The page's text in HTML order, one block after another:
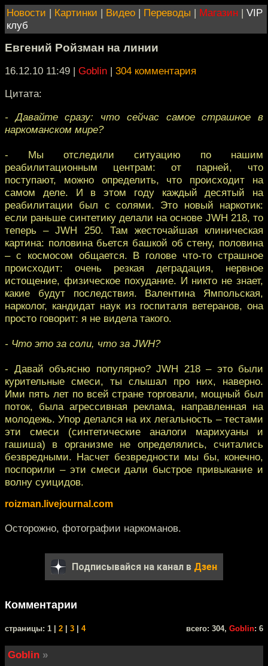
Новости | Картинки | Видео | Переводы | Магазин | VIP
клуб
Евгений Ройзман на линии
16.12.10 11:49 | Goblin | 304 комментария
Цитата:
- Давайте сразу: что сейчас самое страшное в
наркоманском мире?
- Мы отследили ситуацию по нашим
реабилитационным центрам: от парней, что
поступают, можно определить, что происходит на
самом деле. И в этом году каждый десятый на
реабилитации был с солями. Это новый наркотик:
если раньше синтетику делали на основе JWH 218, то
теперь – JWH 250. Там жесточайшая клиническая
картина: половина бьется башкой об стену, половина
– с космосом общается. В голове что-то страшное
происходит: очень резкая деградация, нервное
истощение, физическое похудание. И никто не знает,
какие будут последствия. Валентина Ямпольская,
нарколог, кандидат наук из госпиталя ветеранов, она
просто говорит: я не видела такого.
- Что это за соли, что за JWH?
- Давай объясню популярно? JWH 218 – это были
курительные смеси, ты слышал про них, наверно.
Ими пять лет по всей стране торговали, мощный был
поток, была агрессивная реклама, направленная на
молодежь. Упор делался на их легальность – тестами
эти смеси (синтетические аналоги марихуаны и
гашиша) в организме не определялись, считались
безвредными. Насчет безвредности мы бы, конечно,
поспорили – эти смеси дали быстрое привыкание и
волну суицидов.
roizman.livejournal.com
Осторожно, фотографии наркоманов.
Подписывайся на канал в Дзен
Комментарии
cтраницы: 1 | 2 3 4 всего: 304, Goblin: 6
Goblin »